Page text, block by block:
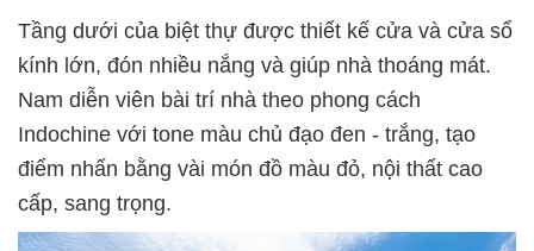
Tầng dưới của biệt thự được thiết kế cửa và cửa sổ
kính lớn, đón nhiều nắng và giúp nhà thoáng mát.
Nam diễn viên bài trí nhà theo phong cách
Indochine với tone màu chủ đạo đen - trắng, tạo
điểm nhấn bằng vài món đồ màu đỏ, nội thất cao
cấp, sang trọng.